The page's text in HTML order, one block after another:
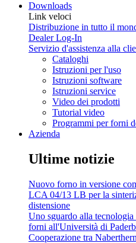
Downloads
Link veloci
Distribuzione in tutto il
Dealer Log-In
Servizio d'assistenza alla
Cataloghi
Istruzioni per l'uso
Istruzioni software
Istruzioni service
Video dei prodotti
Tutorial video
Programmi per forni
Azienda
Ultime notizie
Nuovo forno in versione
LCA 04/13 LB per la
distensione
Uno sguardo alla
forni all'Università di
Cooperazione tra